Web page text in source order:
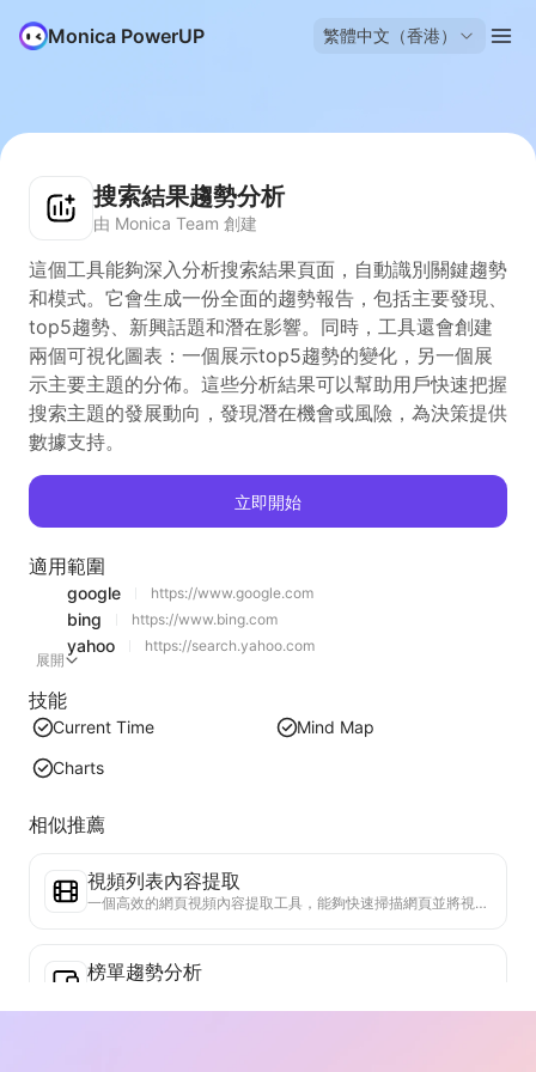
Monica PowerUP 繁體中文（香港）
搜索結果趨勢分析
由 Monica Team 創建
這個工具能夠深入分析搜索結果頁面，自動識別關鍵趨勢
和模式。它會生成一份全面的趨勢報告，包括主要發現、
top5趨勢、新興話題和潛在影響。同時，工具還會創建
兩個可視化圖表：一個展示top5趨勢的變化，另一個展
示主要主題的分佈。這些分析結果可以幫助用戶快速把握
搜索主題的發展動向，發現潛在機會或風險，為決策提供
數據支持。
立即開始
適用範圍
google https://www.google.com
bing https://www.bing.com
yahoo
https://search.yahoo.com
展開
技能
Current Time
Mind Map
Charts
相似推薦
視頻列表內容提取
一個高效的網頁視頻內容提取工具，能夠快速掃描網頁並將視頻信息整理成結構化的Markdown表格。
榜單趨勢分析